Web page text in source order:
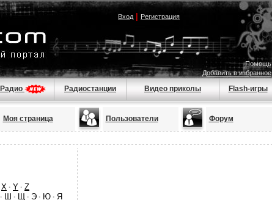
Вход| Регистрация
Помощь
Добавить в избранное
Радиостанции Видео приколы Flash-игры
Моя страница Пользователи Форум
X · Y · Z
· Ш · Щ · Э · Ю · Я